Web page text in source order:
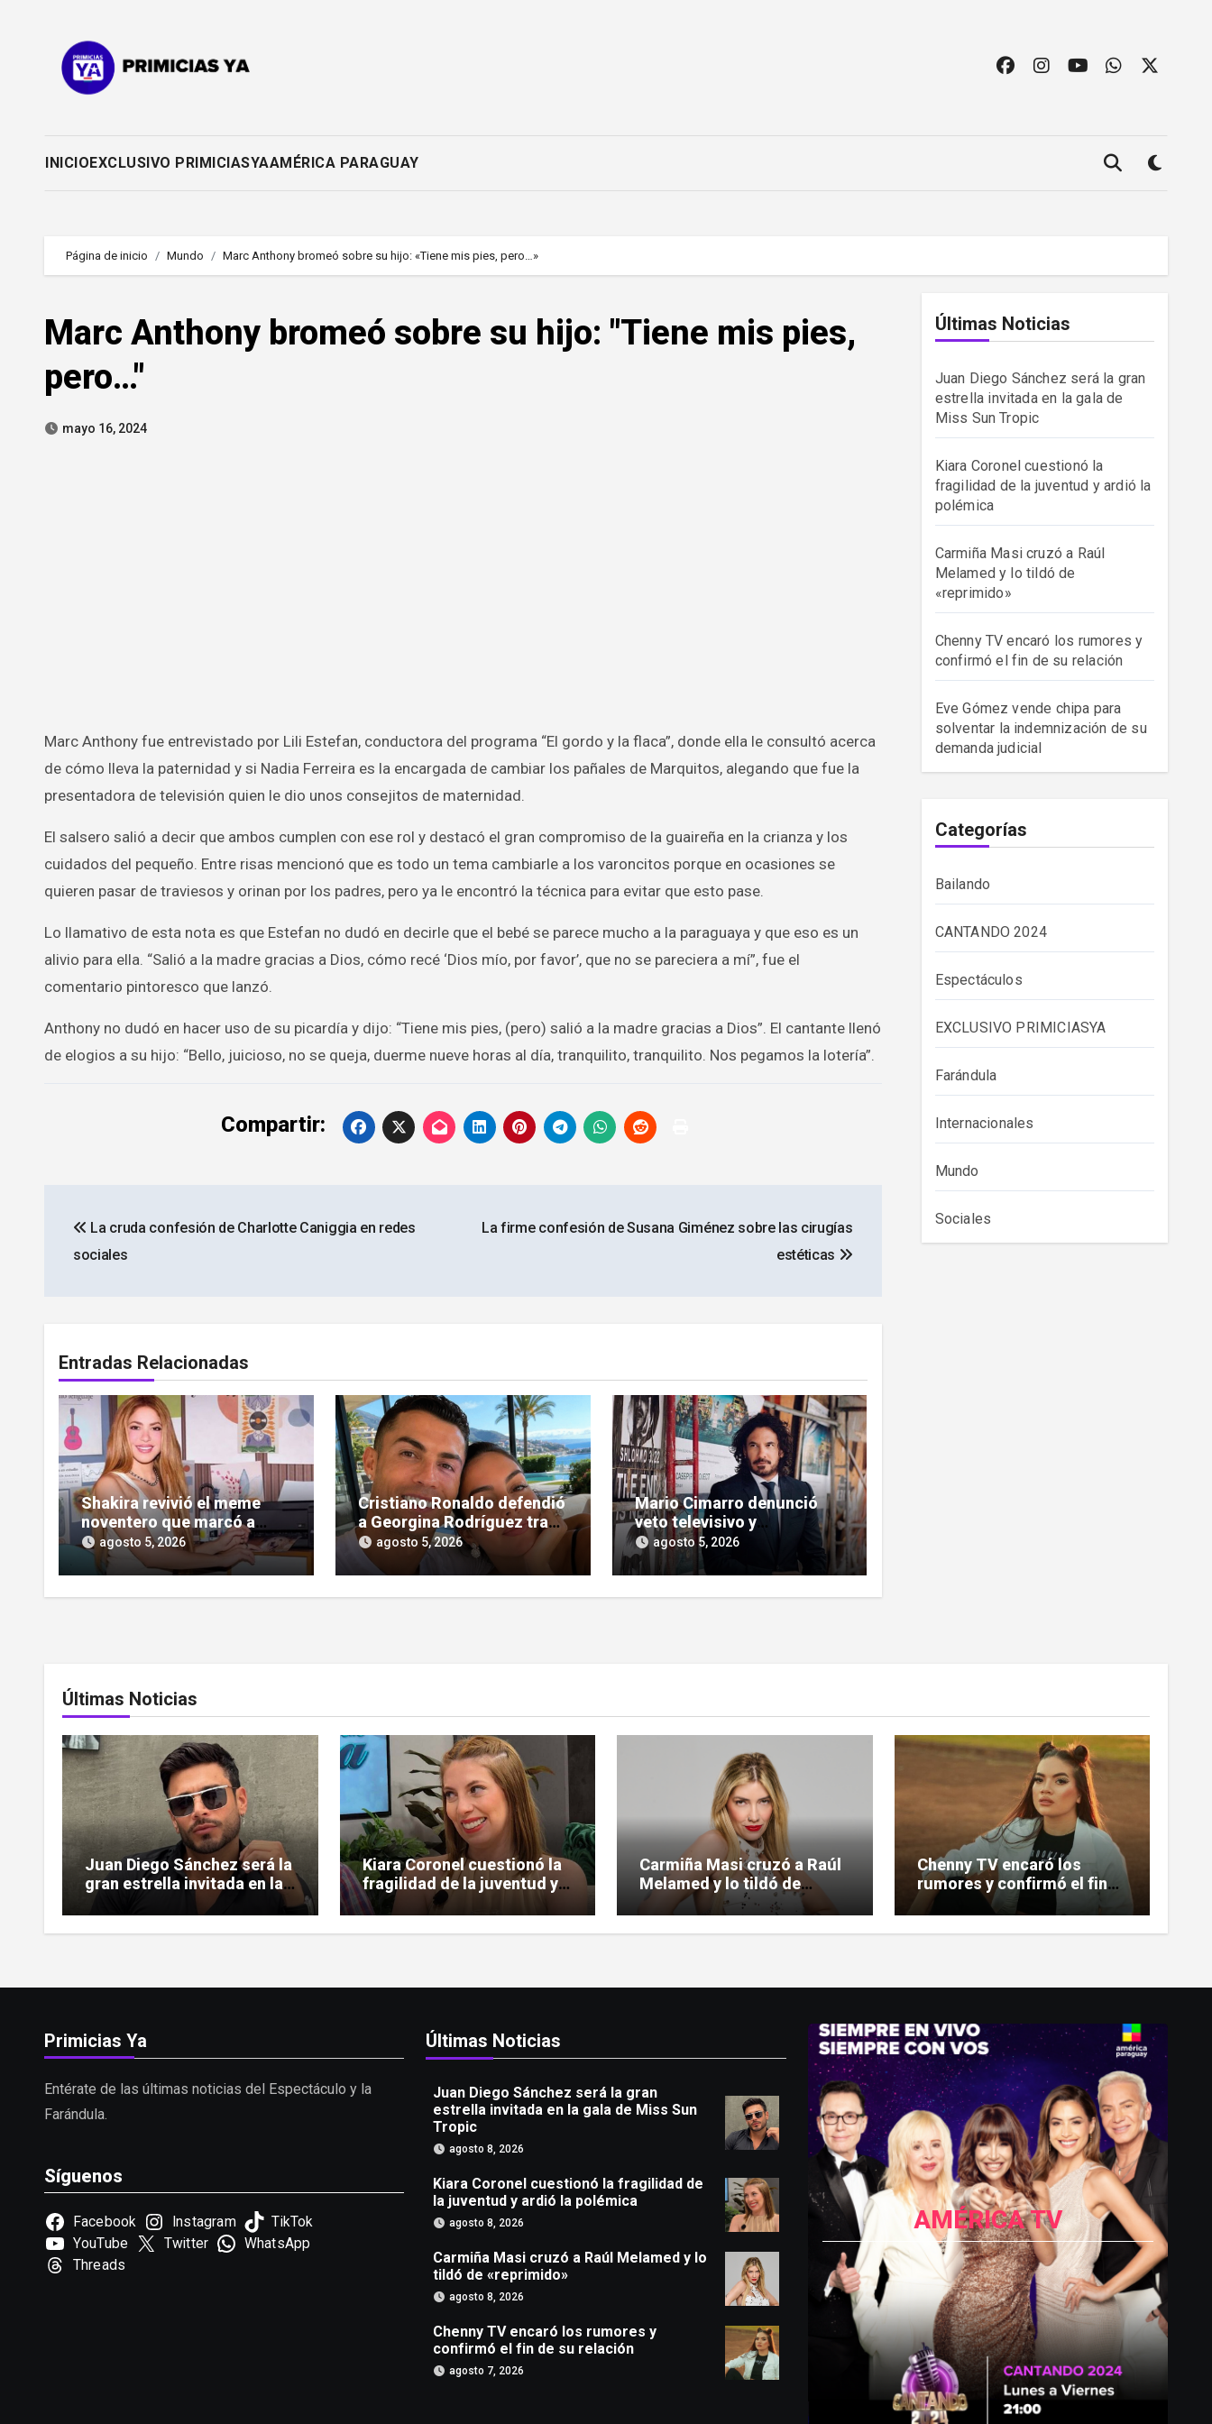
INICIOEXCLUSIVO PRIMICIASYAAMÉRICA PARAGUAY
Página de inicio Mundo Marc Anthony bromeó sobre su hijo: «Tiene mis pies, pero…»
Marc Anthony bromeó sobre su hijo: "Tiene mis pies,
pero…"
mayo 16, 2024
Marc Anthony fue entrevistado por Lili Estefan, conductora del programa “El gordo y la flaca”, donde ella le consultó acerca
de cómo lleva la paternidad y si Nadia Ferreira es la encargada de cambiar los pañales de Marquitos, alegando que fue la
presentadora de televisión quien le dio unos consejitos de maternidad.
El salsero salió a decir que ambos cumplen con ese rol y destacó el gran compromiso de la guaireña en la crianza y los
cuidados del pequeño. Entre risas mencionó que es todo un tema cambiarle a los varoncitos porque en ocasiones se
quieren pasar de traviesos y orinan por los padres, pero ya le encontró la técnica para evitar que esto pase.
Lo llamativo de esta nota es que Estefan no dudó en decirle que el bebé se parece mucho a la paraguaya y que eso es un
alivio para ella. “Salió a la madre gracias a Dios, cómo recé ‘Dios mío, por favor’, que no se pareciera a mí”, fue el
comentario pintoresco que lanzó.
Anthony no dudó en hacer uso de su picardía y dijo: “Tiene mis pies, (pero) salió a la madre gracias a Dios”. El cantante llenó
de elogios a su hijo: “Bello, juicioso, no se queja, duerme nueve horas al día, tranquilito, tranquilito. Nos pegamos la lotería”.
Compartir:
de
La cruda confesión de Charlotte Caniggia en redes
sociales
La firme confesión de Susana Giménez sobre las cirugías
estéticas
Entradas Relacionadas
Shakira revivió el meme
noventero que marcó a
toda una generación
agosto 5, 2026
Cristiano Ronaldo defendió
a Georgina Rodríguez tras
las críticas hacia su figura
agosto 5, 2026
Mario Cimarro denunció
veto televisivo y
dificultades para encontrar
trabajo en la actuación
agosto 5, 2026
Últimas Noticias
Juan Diego Sánchez será la gran
estrella invitada en la gala de
Miss Sun Tropic
Kiara Coronel cuestionó la
fragilidad de la juventud y ardió la
polémica
Carmiña Masi cruzó a Raúl
Melamed y lo tildó de
«reprimido»
Chenny TV encaró los rumores y
confirmó el fin de su relación
Eve Gómez vende chipa para
solventar la indemnización de su
demanda judicial
Categorías
Bailando
CANTANDO 2024
Espectáculos
EXCLUSIVO PRIMICIASYA
Farándula
Internacionales
Mundo
Sociales
Últimas Noticias
Juan Diego Sánchez será la
gran estrella invitada en la
gala de Miss Sun Tropic
Kiara Coronel cuestionó la
fragilidad de la juventud y
ardió la polémica
Carmiña Masi cruzó a Raúl
Melamed y lo tildó de
«reprimido»
Chenny TV encaró los
rumores y confirmó el fin
de su relación
Primicias Ya
Entérate de las últimas noticias del Espectáculo y la
Farándula.
Síguenos
Facebook Instagram
TikTok
YouTube
Twitter
WhatsApp
Threads
Últimas Noticias
Juan Diego Sánchez será la gran
estrella invitada en la gala de Miss Sun
Tropic
agosto 8, 2026
Kiara Coronel cuestionó la fragilidad de
la juventud y ardió la polémica
agosto 8, 2026
Carmiña Masi cruzó a Raúl Melamed y lo
tildó de «reprimido»
agosto 8, 2026
Chenny TV encaró los rumores y
confirmó el fin de su relación
agosto 7, 2026
AMÉRICA TV